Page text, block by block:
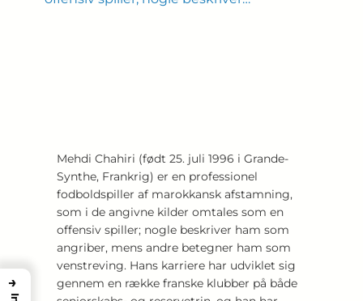
Mehdi Chahiri (født 25. juli 1996 i Grande-
Synthe, Frankrig) er en professionel
fodboldspiller af marokkansk afstamning,
som i de angivne kilder omtales som en
offensiv spiller; nogle beskriver ham som
angriber, mens andre betegner ham som
venstreving. Hans karriere har udviklet sig
gennem en række franske klubber på både
→